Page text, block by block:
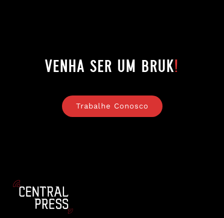
venha ser um bruk!
Trabalhe Conosco